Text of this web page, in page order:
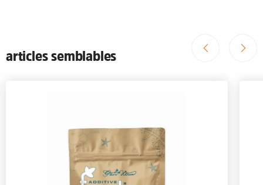
articles semblables